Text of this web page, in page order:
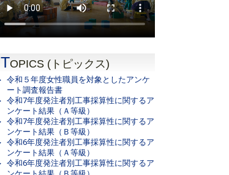
TOPICS (トピックス)
令和５年度女性職員を対象としたアンケ
ート調査報告書
令和7年度発注者別工事採算性に関するア
ンケート結果（Ａ等級）
令和7年度発注者別工事採算性に関するア
ンケート結果（Ｂ等級）
令和6年度発注者別工事採算性に関するア
ンケート結果（Ａ等級）
令和6年度発注者別工事採算性に関するア